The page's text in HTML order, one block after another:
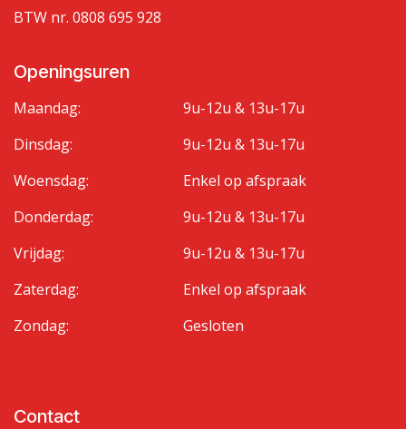
BTW nr. 0808 695 928
Openingsuren
Maandag:
Dinsdag:
Woensdag:
Donderdag:
Vrijdag:
Zaterdag:
Zondag:
9u-12u & 13u-17u
9u-12u & 13u-17u
Enkel op afspraak
9u-12u & 13u-17u
9u-12u & 13u-17u
Enkel op afspraak
Gesloten
Contact